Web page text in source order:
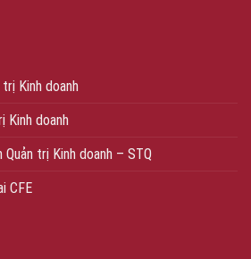
Kinh doanh
Kinh doanh
trị Kinh doanh – STQ
CFE